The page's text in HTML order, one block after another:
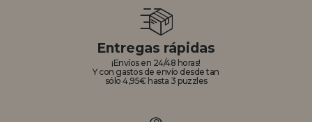
Entregas rápidas
¡Envíos en 24/48 horas!
Y con gastos de envío desde tan
sólo 4,95€ hasta 3 puzzles